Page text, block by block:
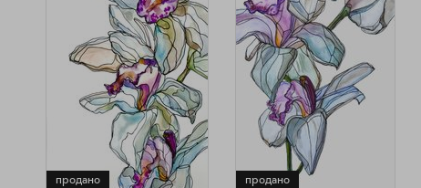
продано продано